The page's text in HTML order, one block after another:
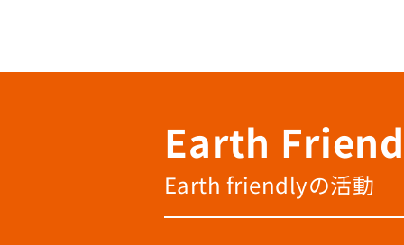
Earth
Earth friendlyの活動